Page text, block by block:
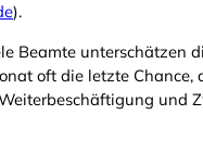
).
Beamte unterschätzen
oft die letzte
und